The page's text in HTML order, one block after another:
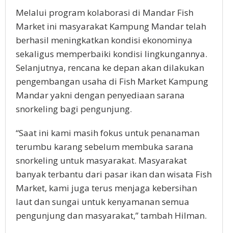
Melalui program kolaborasi di Mandar Fish
Market ini masyarakat Kampung Mandar telah
berhasil meningkatkan kondisi ekonominya
sekaligus memperbaiki kondisi lingkungannya.
Selanjutnya, rencana ke depan akan dilakukan
pengembangan usaha di Fish Market Kampung
Mandar yakni dengan penyediaan sarana
snorkeling bagi pengunjung.
“Saat ini kami masih fokus untuk penanaman
terumbu karang sebelum membuka sarana
snorkeling untuk masyarakat. Masyarakat
banyak terbantu dari pasar ikan dan wisata Fish
Market, kami juga terus menjaga kebersihan
laut dan sungai untuk kenyamanan semua
pengunjung dan masyarakat,” tambah Hilman.